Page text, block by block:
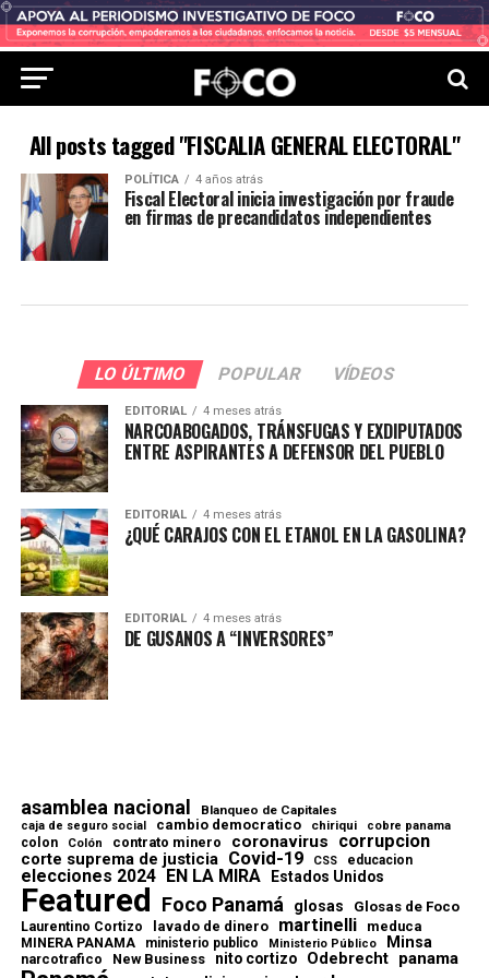
All posts tagged "FISCALIA GENERAL ELECTORAL"
POLÍTICA 4 años atrás
Fiscal Electoral inicia investigación por fraude
en firmas de precandidatos independientes
LO ÚLTIMO POPULAR VÍDEOS
EDITORIAL 4 meses atrás
NARCOABOGADOS, TRÁNSFUGAS Y EXDIPUTADOS
ENTRE ASPIRANTES A DEFENSOR DEL PUEBLO
EDITORIAL 4 meses atrás
¿QUÉ CARAJOS CON EL ETANOL EN LA GASOLINA?
EDITORIAL 4 meses atrás
DE GUSANOS A “INVERSORES”
asamblea nacional Blanqueo de Capitales
caja de seguro social cambio democratico chiriqui cobre panama
colon Colón contrato minero coronavirus corrupcion
corte suprema de justicia Covid-19 CSS educacion
elecciones 2024 EN LA MIRA Estados Unidos
Featured Foco Panamá glosas Glosas de Foco
Laurentino Cortizo lavado de dinero martinelli meduca
MINERA PANAMA ministerio publico Ministerio Público Minsa
narcotrafico New Business nito cortizo Odebrecht panama